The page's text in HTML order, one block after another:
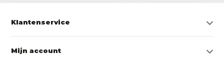
Klantenservice
Mijn account